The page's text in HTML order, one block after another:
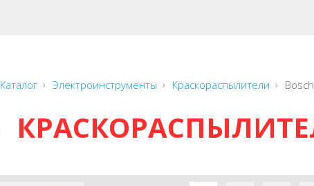
Каталог Электроинструменты Краскораспылители Bosch